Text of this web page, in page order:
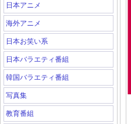
日本アニメ
海外アニメ
日本お笑い系
日本バラエティ番組
韓国バラエティ番組
写真集
教育番組